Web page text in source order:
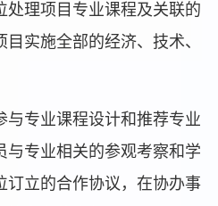
处理项目专业课程及关联的
实施全部的经济、技术、
与专业课程设计和推荐专业
与专业相关的参观考察和学
订立的合作协议，在协办事